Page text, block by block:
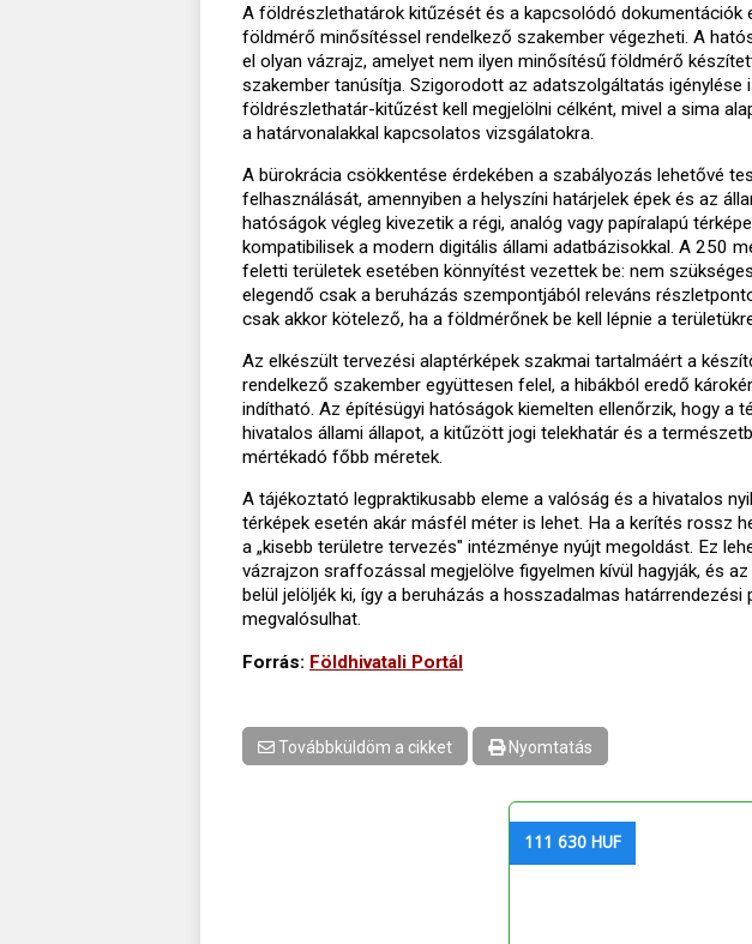
A földrészlethatárok kitűzését és a kapcsolódó dokumentációk
földmérő minősítéssel rendelkező szakember végezheti. A
el olyan vázrajz, amelyet nem ilyen minősítésű földmérő
szakember tanúsítja. Szigorodott az adatszolgáltatás
földrészlethatár-kitűzést kell megjelölni célként, mivel a sima
a határvonalakkal kapcsolatos vizsgálatokra.
A bürokrácia csökkentése érdekében a szabályozás lehetővé
felhasználását, amennyiben a helyszíni határjelek épek és az
hatóságok végleg kivezetik a régi, analóg vagy papíralapú
kompatibilisek a modern digitális állami adatbázisokkal. A 250
feletti területek esetében könnyítést vezettek be: nem
elegendő csak a beruházás szempontjából releváns
csak akkor kötelező, ha a földmérőnek be kell lépnie a
Az elkészült tervezési alaptérképek szakmai tartalmáért a
rendelkező szakember együttesen felel, a hibákból eredő
indítható. Az építésügyi hatóságok kiemelten ellenőrzik, hogy a
hivatalos állami állapot, a kitűzött jogi telekhatár és a
mértékadó főbb méretek.
A tájékoztató legpraktikusabb eleme a valóság és a hivatalos
térképek esetén akár másfél méter is lehet. Ha a kerítés rossz
a „kisebb területre tervezés" intézménye nyújt megoldást. Ez
vázrajzon sraffozással megjelölve figyelmen kívül hagyják, és
belül jelöljék ki, így a beruházás a hosszadalmas
megvalósulhat.
Forrás: Földhivatali Portál
Továbbküldöm a cikket Nyomtatás
111 630 HUF